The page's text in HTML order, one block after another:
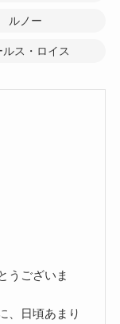
ルノー
ルス・ロイス
うございま
、日頃あまり